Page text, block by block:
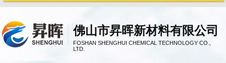
佛山市昇晖新材料有限公司
FOSHAN SHENGHUI CHEMICAL TECHNOLOGY CO.,
LTD.